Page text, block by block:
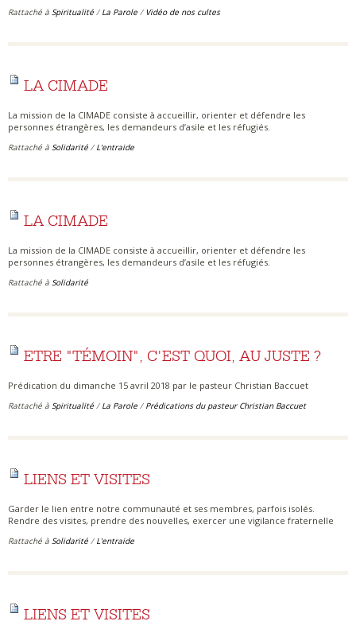
Rattaché à Spiritualité / La Parole / Vidéo de nos cultes
LA CIMADE
La mission de la CIMADE consiste à accueillir, orienter et défendre les
personnes étrangères, les demandeurs d’asile et les réfugiés.
Rattaché à Solidarité / L'entraide
LA CIMADE
La mission de la CIMADE consiste à accueillir, orienter et défendre les
personnes étrangères, les demandeurs d’asile et les réfugiés.
Rattaché à Solidarité
ETRE "TÉMOIN", C'EST QUOI, AU JUSTE ?
Prédication du dimanche 15 avril 2018 par le pasteur Christian Baccuet
Rattaché à Spiritualité / La Parole / Prédications du pasteur Christian Baccuet
LIENS ET VISITES
Garder le lien entre notre communauté et ses membres, parfois isolés.
Rendre des visites, prendre des nouvelles, exercer une vigilance fraternelle
Rattaché à Solidarité / L'entraide
LIENS ET VISITES